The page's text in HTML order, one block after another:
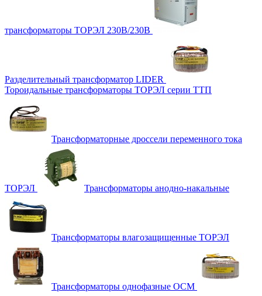
трансформаторы ТОРЭЛ 230В/230В
Разделительный трансформатор LIDER
Тороидальные трансформаторы ТОРЭЛ серии ТТП
Трансформаторные дроссели переменного тока
ТОРЭЛ Трансформаторы анодно-накальные
Трансформаторы влагозащищенные ТОРЭЛ
Трансформаторы однофазные ОСМ